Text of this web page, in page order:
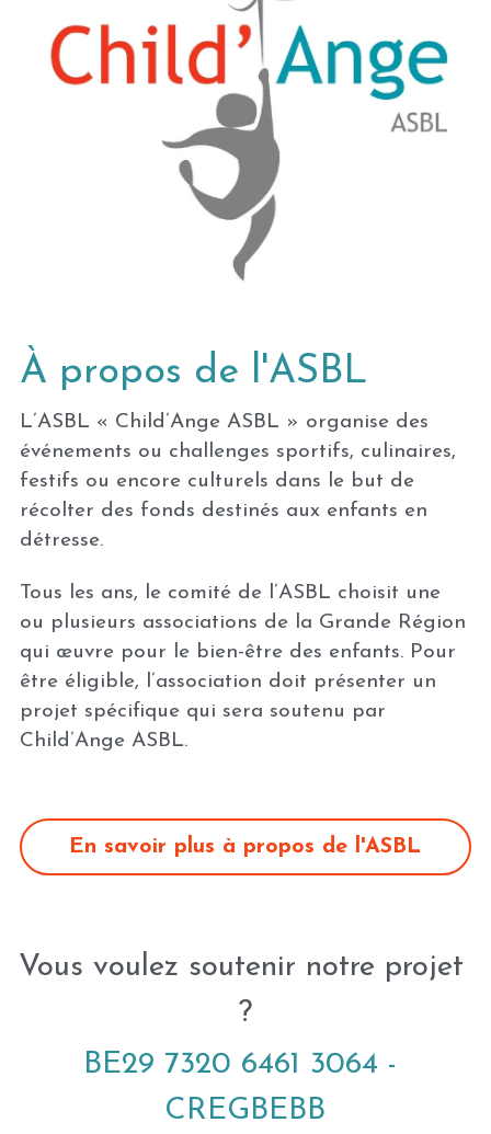
À propos de l'ASBL
L’ASBL « Child’Ange ASBL » organise des
événements ou challenges sportifs, culinaires,
festifs ou encore culturels dans le but de
récolter des fonds destinés aux enfants en
détresse.
Tous les ans, le comité de l’ASBL choisit une
ou plusieurs associations de la Grande Région
qui œuvre pour le bien-être des enfants. Pour
être éligible, l’association doit présenter un
projet spécifique qui sera soutenu par
Child’Ange ASBL.
En savoir plus à propos de l'ASBL
Vous voulez soutenir notre projet
?
BE29 7320 6461 3064 -
CREGBEBB